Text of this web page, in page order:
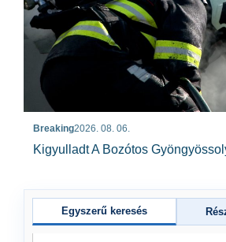
Breaking2026. 08. 06.
Kigyulladt A Bozótos
Egyszerű keresés